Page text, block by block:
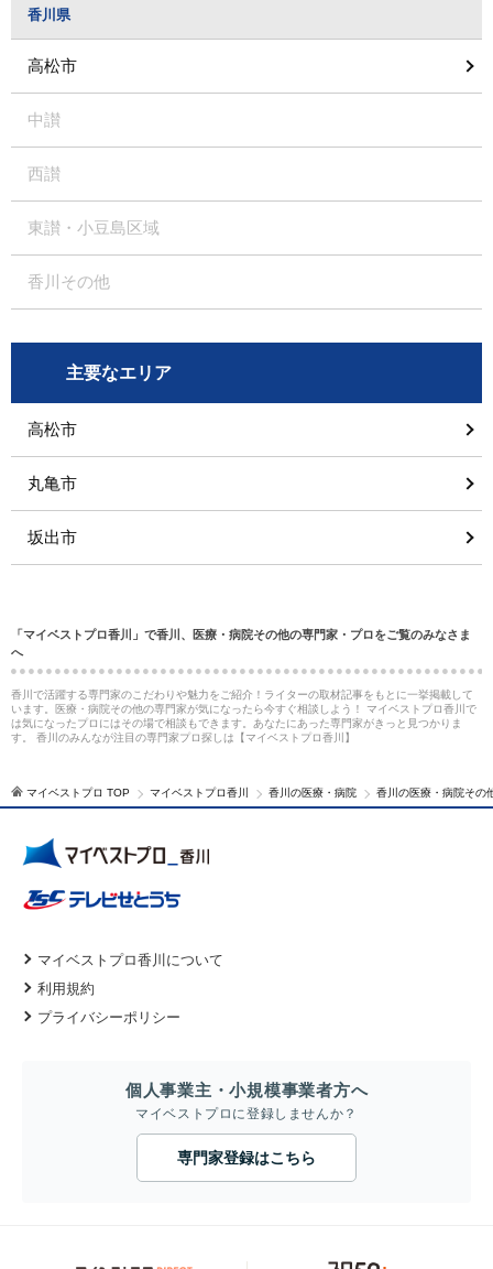
香川県
高松市
中讃
西讃
東讃・小豆島区域
香川その他
主要なエリア
高松市
丸亀市
坂出市
「マイベストプロ香川」で香川、医療・病院その他の専門家・プロをご覧のみなさま
へ
香川で活躍する専門家のこだわりや魅力をご紹介！ライターの取材記事をもとに一挙掲載して
います。医療・病院その他の専門家が気になったら今すぐ相談しよう！ マイベストプロ香川で
は気になったプロにはその場で相談もできます。あなたにあった専門家がきっと見つかりま
す。 香川のみんなが注目の専門家プロ探しは【マイベストプロ香川】
マイベストプロ TOP マイベストプロ香川 香川の医療・病院 香川の医療・病院その
マイベストプロ香川について
利用規約
プライバシーポリシー
個人事業主・小規模事業者方へ
マイベストプロに登録しませんか？
専門家登録はこちら